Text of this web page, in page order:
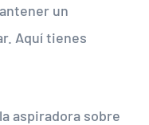
un
Aquí tienes
aspiradora sobre